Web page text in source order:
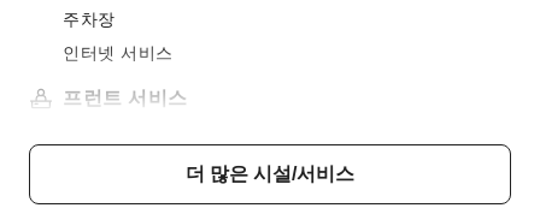
주차장
인터넷 서비스
프런트 서비스
더 많은 시설/서비스